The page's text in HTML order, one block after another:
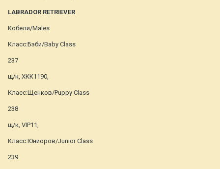
LABRADOR RETRIEVER
Кобели/Males
Класс:Бэби/Baby Class
237
щ/к, ХКК1190,
Класс:Щенков/Puppy Class
238
щ/к, VIP11,
Класс:Юниоров/Junior Class
239